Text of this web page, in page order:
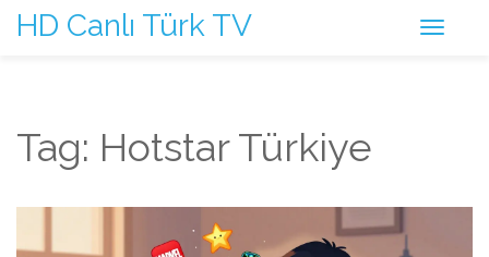
HD Canlı Türk TV
Tag: Hotstar Türkiye